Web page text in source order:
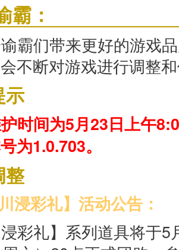
霸：
霸们带来更好的游戏
不断对游戏进行调整
示
时间为5月23日上午
为1.0.703。
整
浸彩礼】活动公告：
浸彩礼】系列道具将于